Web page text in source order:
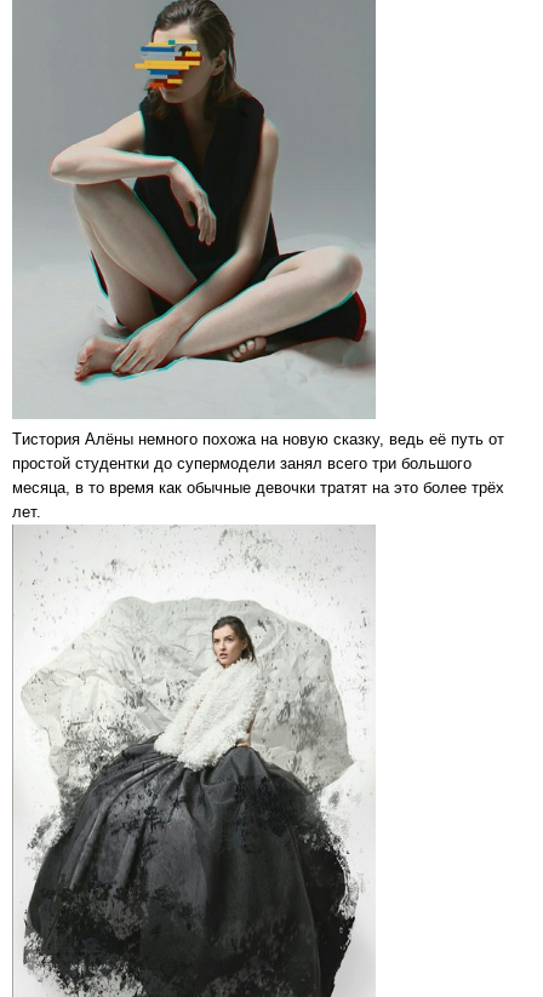
Tистория Алёны немного похожа на новую сказку, ведь её путь от
простой студентки до супермодели занял всего три большого
месяца, в то время как обычные девочки тратят на это более трёх
лет.